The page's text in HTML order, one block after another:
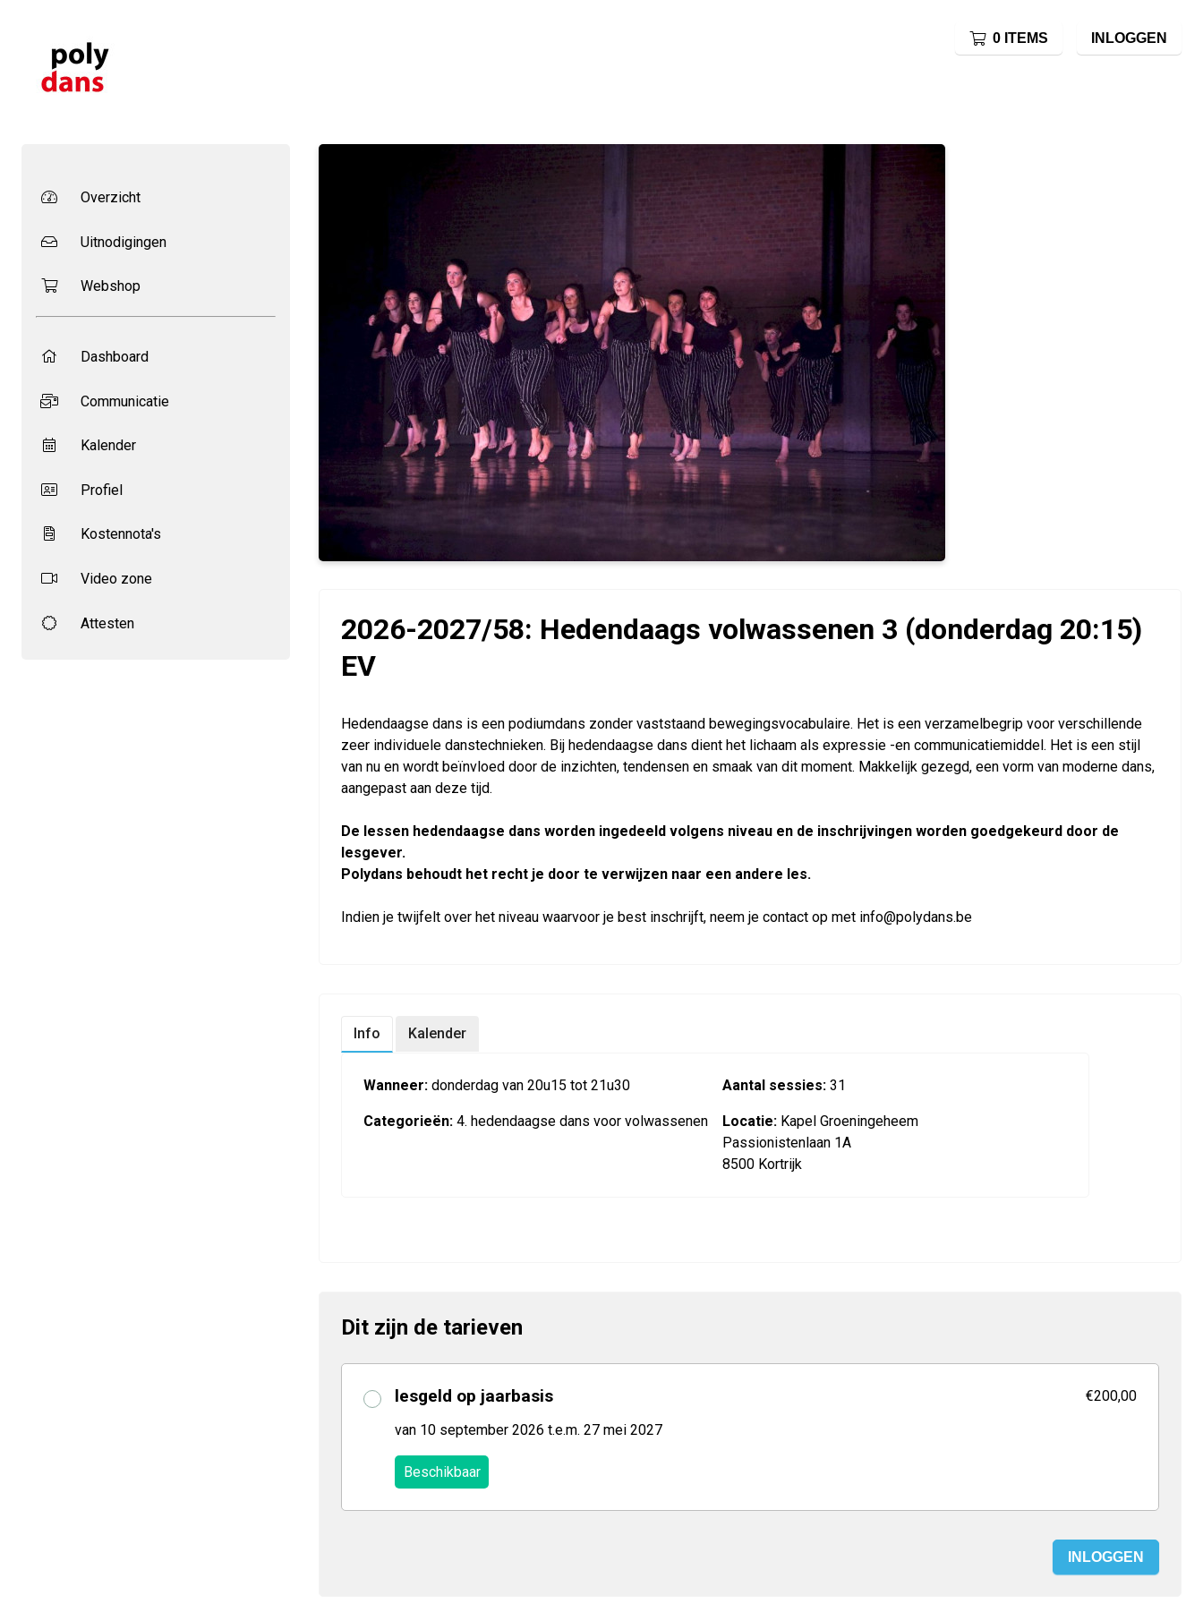
0 ITEMS INLOGGEN
Overzicht
Uitnodigingen
Webshop
Dashboard
Communicatie
Kalender
Profiel
Kostennota's
Video zone
Attesten
2026-2027/58: Hedendaags volwassenen 3 (donderdag 20:15)
EV
Hedendaagse dans is een podiumdans zonder vaststaand bewegingsvocabulaire. Het is een verzamelbegrip voor verschillende
zeer individuele danstechnieken. Bij hedendaagse dans dient het lichaam als expressie -en communicatiemiddel. Het is een stijl
van nu en wordt beïnvloed door de inzichten, tendensen en smaak van dit moment. Makkelijk gezegd, een vorm van moderne dans,
aangepast aan deze tijd.
De lessen hedendaagse dans worden ingedeeld volgens niveau en de inschrijvingen worden goedgekeurd door de
lesgever.
Polydans behoudt het recht je door te verwijzen naar een andere les.
Indien je twijfelt over het niveau waarvoor je best inschrijft, neem je contact op met info@polydans.be
Info Kalender
Wanneer: donderdag van 20u15 tot 21u30 Aantal sessies: 31
Categorieën: 4. hedendaagse dans voor volwassenen Locatie: Kapel Groeningeheem
Passionistenlaan 1A
8500 Kortrijk
Dit zijn de tarieven
lesgeld op jaarbasis
van 10 september 2026 t.e.m. 27 mei 2027
Beschikbaar
€200,00
INLOGGEN